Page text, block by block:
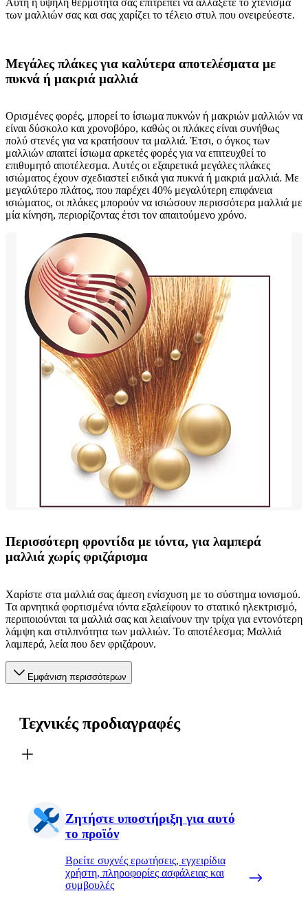
των μαλλιών σας και σας χαρίζει το τέλειο στυλ που ονειρεύεστε.
Μεγάλες πλάκες για καλύτερα αποτελέσματα με
πυκνά ή μακριά μαλλιά
Ορισμένες φορές, μπορεί το ίσιωμα πυκνών ή μακριών μαλλιών να
είναι δύσκολο και χρονοβόρο, καθώς οι πλάκες είναι συνήθως
πολύ στενές για να κρατήσουν τα μαλλιά. Έτσι, ο όγκος των
μαλλιών απαιτεί ίσιωμα αρκετές φορές για να επιτευχθεί το
επιθυμητό αποτέλεσμα. Αυτές οι εξαιρετικά μεγάλες πλάκες
ισιώματος έχουν σχεδιαστεί ειδικά για πυκνά ή μακριά μαλλιά. Με
μεγαλύτερο πλάτος, που παρέχει 40% μεγαλύτερη επιφάνεια
ισιώματος, οι πλάκες μπορούν να ισιώσουν περισσότερα μαλλιά με
μία κίνηση, περιορίζοντας έτσι τον απαιτούμενο χρόνο.
Περισσότερη φροντίδα με ιόντα, για λαμπερά
μαλλιά χωρίς φριζάρισμα
Χαρίστε στα μαλλιά σας άμεση ενίσχυση με το σύστημα ιονισμού.
Τα αρνητικά φορτισμένα ιόντα εξαλείφουν το στατικό ηλεκτρισμό,
περιποιούνται τα μαλλιά σας και λειαίνουν την τρίχα για εντονότερη
λάμψη και στιλπνότητα των μαλλιών. Το αποτέλεσμα; Μαλλιά
λαμπερά, λεία που δεν φριζάρουν.
Εμφάνιση περισσότερων
Τεχνικές προδιαγραφές
Ζητήστε υποστήριξη για αυτό
το προϊόν
Βρείτε συχνές ερωτήσεις, εγχειρίδια
χρήστη, πληροφορίες ασφάλειας και
συμβουλές